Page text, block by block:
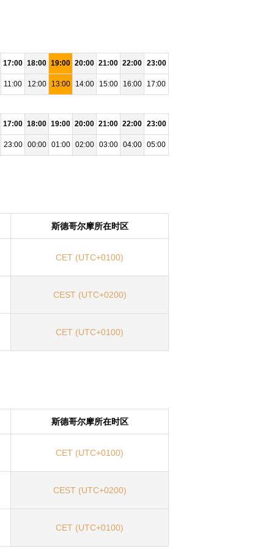
17:00 18:00 19:00 20:00 21:00 22:00 23:00
11:00 12:00 13:00 14:00 15:00 16:00 17:00
17:00 18:00 19:00 20:00 21:00 22:00 23:00
23:00 00:00 01:00 02:00 03:00 04:00 05:00
斯德哥尔摩所在时区
CET (UTC+0100)
CEST (UTC+0200)
CET (UTC+0100)
斯德哥尔摩所在时区
CET (UTC+0100)
CEST (UTC+0200)
CET (UTC+0100)